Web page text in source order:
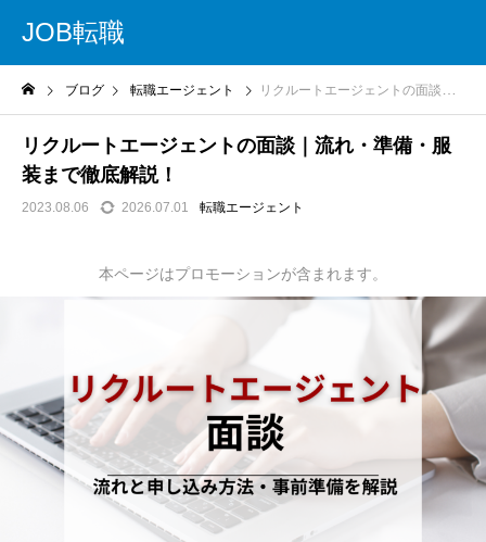
JOB転職
ブログ 転職エージェント リクルートエージェントの面談｜流れ・準備・服装まで徹底解説！
リクルートエージェントの面談｜流れ・準備・服
装まで徹底解説！
2023.08.06 2026.07.01 転職エージェント
本ページはプロモーションが含まれます。